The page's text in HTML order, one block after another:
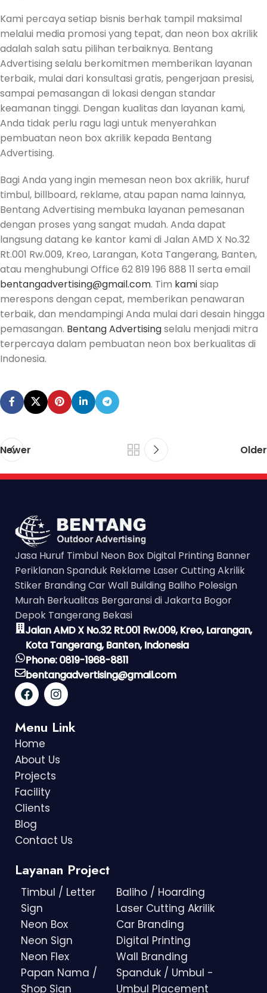
Kami percaya setiap bisnis berhak tampil maksimal
melalui media promosi yang tepat, dan neon box akrilik
adalah salah satu pilihan terbaiknya. Bentang
Advertising selalu berkomitmen memberikan layanan
terbaik, mulai dari konsultasi gratis, pengerjaan presisi,
sampai pemasangan di lokasi dengan standar
keamanan tinggi. Dengan kualitas dan layanan kami,
Anda tidak perlu ragu lagi untuk menyerahkan
pembuatan neon box akrilik kepada Bentang
Advertising.
Bagi Anda yang ingin memesan neon box akrilik, huruf
timbul, billboard, reklame, atau papan nama lainnya,
Bentang Advertising membuka layanan pemesanan
dengan proses yang sangat mudah. Anda dapat
langsung datang ke kantor kami di Jalan AMD X No.32
Rt.001 Rw.009, Kreo, Larangan, Kota Tangerang, Banten,
atau menghubungi Office 62 819 196 888 11 serta email
bentangadvertising@gmail.com. Tim kamisiap
merespons dengan cepat, memberikan penawaran
terbaik, dan mendampingi Anda mulai dari desain hingga
pemasangan. Bentang Advertisingselalu menjadi mitra
terpercaya dalam pembuatan neon box berkualitas di
Indonesia.
Newer Older
Jasa Huruf Timbul Neon Box Digital Printing Banner
Periklanan Spanduk Reklame Laser Cutting Akrilik
Stiker Branding Car Wall Building Baliho Polesign
Murah Berkualitas Bergaransi di Jakarta Bogor
Depok Tangerang Bekasi
Jalan AMD X No.32 Rt.001 Rw.009, Kreo, Larangan,
Kota Tangerang, Banten, Indonesia
Phone: 0819-1968-8811
bentangadvertising@gmail.com
Menu Link
Home
About Us
Projects
Facility
Clients
Blog
Contact Us
Layanan Project
Timbul / Letter
Sign
Neon Box
Neon Sign
Neon Flex
Papan Nama /
Shop Sign
Baliho / Hoarding
Laser Cutting Akrilik
Car Branding
Digital Printing
Wall Branding
Spanduk / Umbul -
Umbul Placement